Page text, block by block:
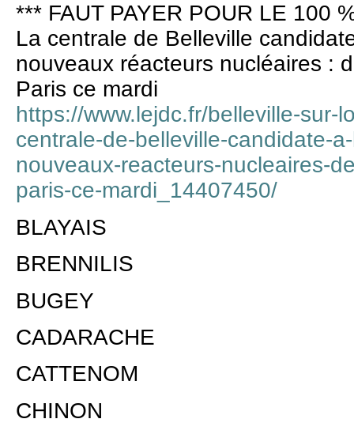
*** FAUT PAYER POUR LE 100
La centrale de Belleville
nouveaux réacteurs nucléaires :
Paris ce mardi
https://www.lejdc.fr/belleville-sur-
centrale-de-belleville-candidate-
nouveaux-reacteurs-nucleaires-
paris-ce-mardi_14407450/
BLAYAIS
BRENNILIS
BUGEY
CADARACHE
CATTENOM
CHINON